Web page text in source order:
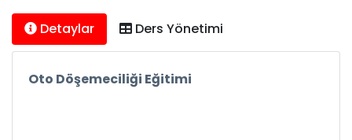
Detaylar Ders Yönetimi
Oto Döşemeciliği Eğitimi